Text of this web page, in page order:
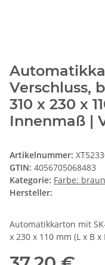
Verschluss,
310 x 230 x
Innenmaß |
Artikelnummer:
GTIN: 4056705068483
Kategorie: Farbe: braun
Hersteller:
Automatikkarton mit
x 230 x 110 mm (L x B